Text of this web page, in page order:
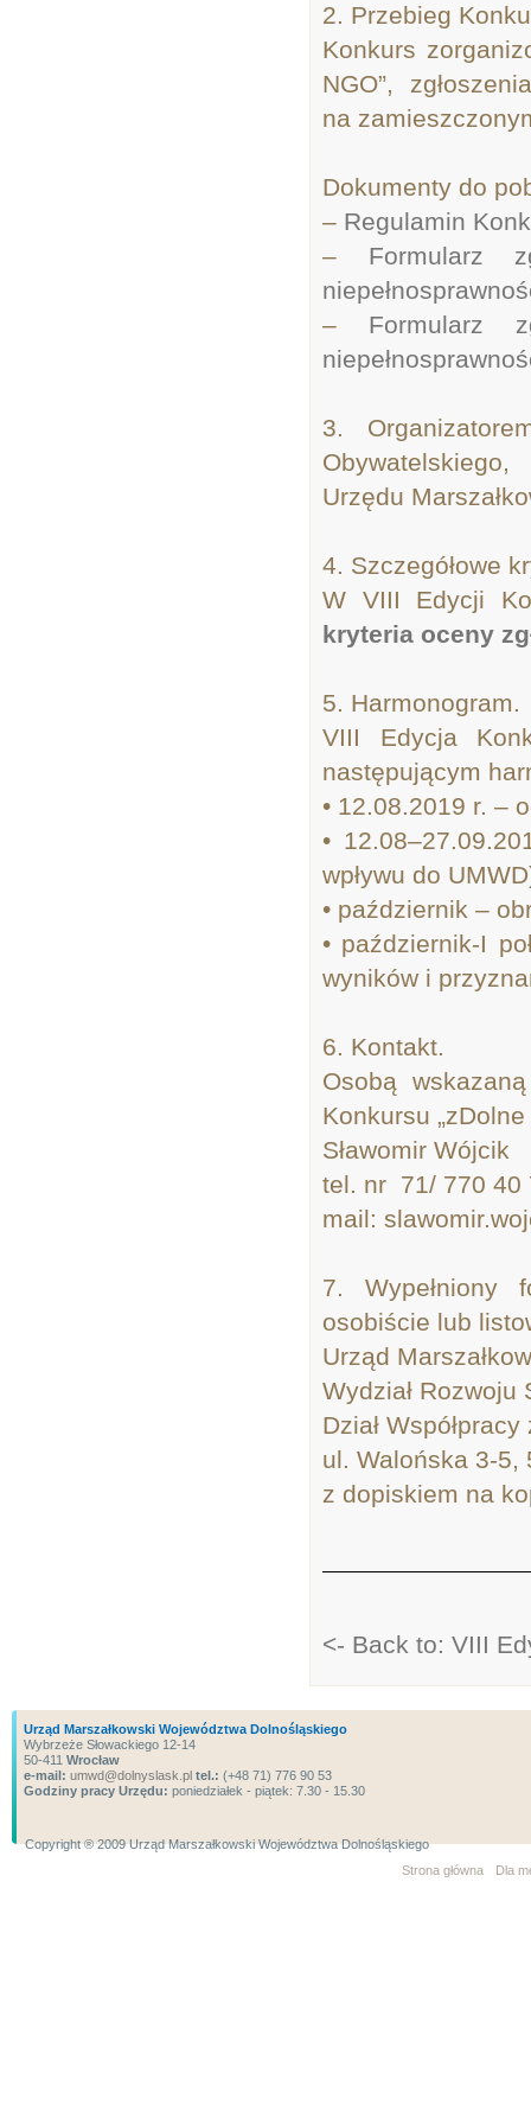
2. Przebieg
Konkurs
NGO”,
na
Dokumenty do
– Regulamin
– Formularz
– Formularz
3.
Urzędu
4. Szczegółowe
W VIII Edycji
kryteria oceny
5. Harmonogram.
VIII Edycja
następującym
• 12.08.2019 r. –
•
wpływu do
• październik –
• październik-I
wyników i
6. Kontakt.
Osobą
Konkursu „zDolne
Sławomir Wójcik
tel. nr 71/ 770 40
mail:
7. Wypełniony
osobiście lub
Urząd
Wydział Rozwoju
Dział
ul. Walońska 3-5,
z dopiskiem na
<- Back to: VIII
Urząd Marszałkowski Województwa Dolnośląskiego
Wybrzeże Słowackiego 12-14
50-411 Wrocław
e-mail: umwd@dolnyslask.pl tel.: (+48 71) 776 90 53
Godziny pracy Urzędu: poniedziałek - piątek: 7.30 - 15.30
Copyright ® 2009 Urząd Marszałkowski Województwa Dolnośląskiego
Strona główna
Dla